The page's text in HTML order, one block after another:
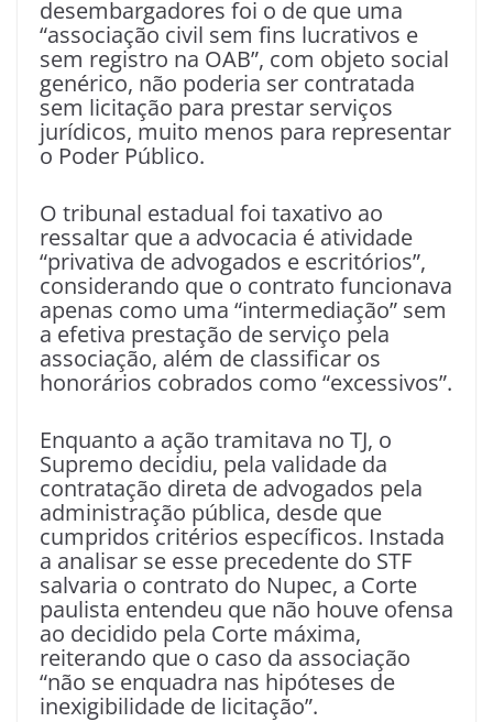
desembargadores foi o de que uma
“associação civil sem fins lucrativos e
sem registro na OAB”, com objeto social
genérico, não poderia ser contratada
sem licitação para prestar serviços
jurídicos, muito menos para representar
o Poder Público.
O tribunal estadual foi taxativo ao
ressaltar que a advocacia é atividade
“privativa de advogados e escritórios”,
considerando que o contrato funcionava
apenas como uma “intermediação” sem
a efetiva prestação de serviço pela
associação, além de classificar os
honorários cobrados como “excessivos”.
Enquanto a ação tramitava no TJ, o
Supremo decidiu, pela validade da
contratação direta de advogados pela
administração pública, desde que
cumpridos critérios específicos. Instada
a analisar se esse precedente do STF
salvaria o contrato do Nupec, a Corte
paulista entendeu que não houve ofensa
ao decidido pela Corte máxima,
reiterando que o caso da associação
“não se enquadra nas hipóteses de
inexigibilidade de licitação”.